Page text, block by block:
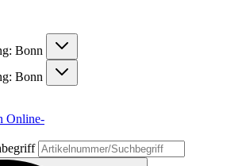
Bonn
Bonn